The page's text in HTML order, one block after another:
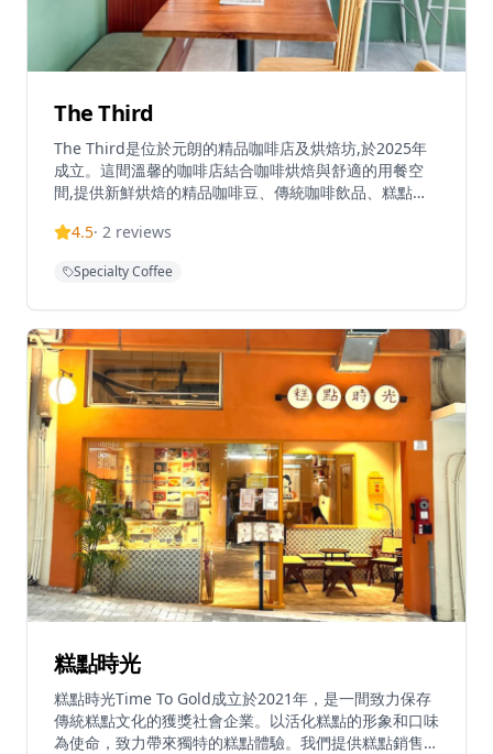
The Third
The Third是位於元朗的精品咖啡店及烘焙坊,於2025年
成立。這間溫馨的咖啡店結合咖啡烘焙與舒適的用餐空
間,提供新鮮烘焙的精品咖啡豆、傳統咖啡飲品、糕點和
自哥倫比亞、埃塞俄比亞、尼加拉瓜、危地馬拉和巴西等
顧客,為咖啡愛好者營造親密的氛圍。網上商店提供多種
港訂單滿$300免運費。
4.5· 2 reviews
Specialty Coffee
糕點時光
糕點時光Time To Gold成立於2021年，是一間致力保存
傳統糕點文化的獲獎社會企業。以活化糕點的形象和口味
為使命，致力帶來獨特的糕點體驗。我們提供糕點銷售及